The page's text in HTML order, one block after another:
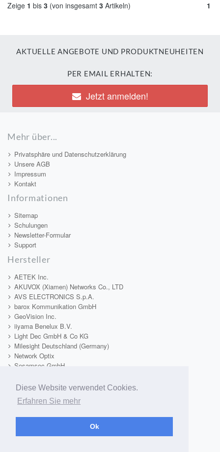
Diese Website verwendet Cookies.
Erfahren Sie mehr
Ok
Zeige 1 bis 3 (von insgesamt 3 Artikeln) 1
AKTUELLE ANGEBOTE UND PRODUKTNEUHEITEN
PER EMAIL ERHALTEN:
Jetzt anmelden!
Mehr über...
Privatsphäre und Datenschutzerklärung
Unsere AGB
Impressum
Kontakt
Informationen
Sitemap
Schulungen
Newsletter-Formular
Support
Hersteller
AETEK Inc.
AKUVOX (Xiamen) Networks Co., LTD
AVS ELECTRONICS S.p.A.
barox Kommunikation GmbH
GeoVision Inc.
iiyama Benelux B.V.
Light Dec GmbH & Co KG
Milesight Deutschland (Germany)
Network Optix
Sesamsec GmbH
Tekno System s.r.l.
Video1One
VIDEOTEC S.p.A.
Xiamen Milesight IoT Co., Limited